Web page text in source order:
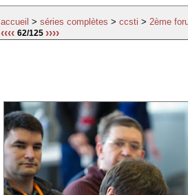
accueil > séries complètes > ccsti > 2ème
‹‹‹‹ 62/125 ››››